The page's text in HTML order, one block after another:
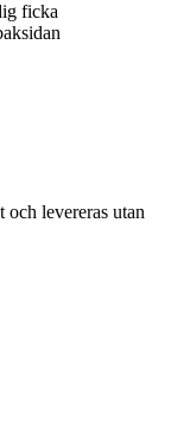
ficka
och levereras utan